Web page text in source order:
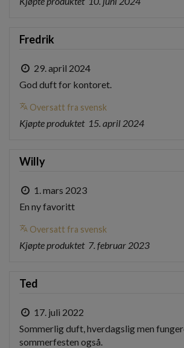
Fredrik
29. april 2024
God duft for kontoret.
translate Oversatt fra svensk
Kjøpte produktet 15. april 2024
Willy
1. mars 2023
En ny favoritt
translate Oversatt fra svensk
Kjøpte produktet 7. februar 2023
Ted
17. juli 2022
Sommerlig duft, hverdagslig men
sommerfesten også.